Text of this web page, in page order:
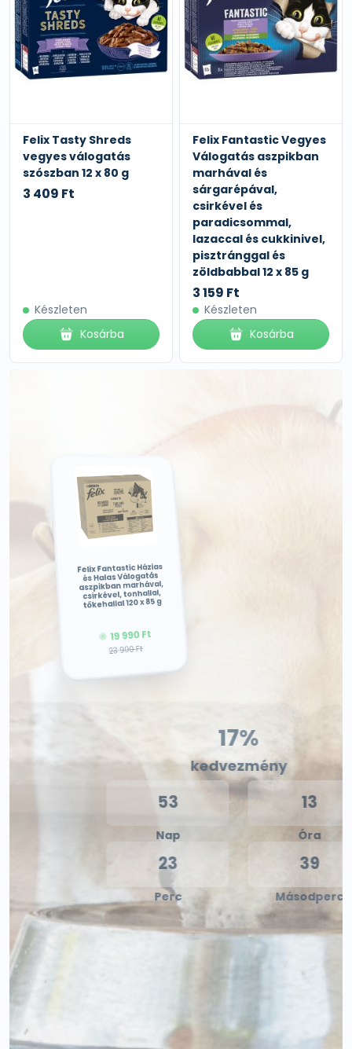
Felix Tasty Shreds
vegyes válogatás
szószban 12 x 80 g
3 409 Ft
Készleten
Kosárba
Felix Fantastic Vegyes
Válogatás aszpikban
marhával és
sárgarépával,
csirkével és
paradicsommal,
lazaccal és cukkinivel,
pisztránggal és
zöldbabbal 12 x 85 g
3 159 Ft
Készleten
Kosárba
Gourmet Gold
Pástétom Mousse Mix
- csirke, pulyka,
tonhal, nyúl 48 x 85 g
11 390 Ft
kedvezmény
13
Másodperc